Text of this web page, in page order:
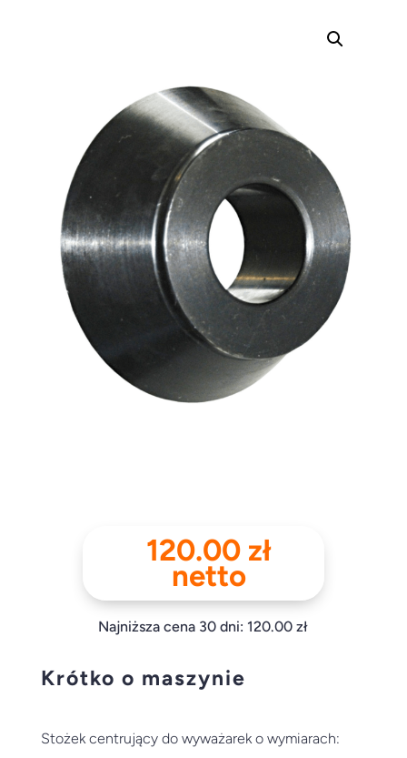
120.00 zł
netto
Najniższa cena 30 dni: 120.00zł
Krótko o maszynie
Stożek centrujący do wyważarek o wymiarach: